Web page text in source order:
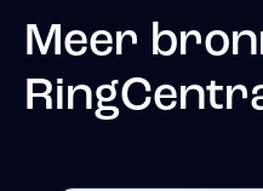
Meer